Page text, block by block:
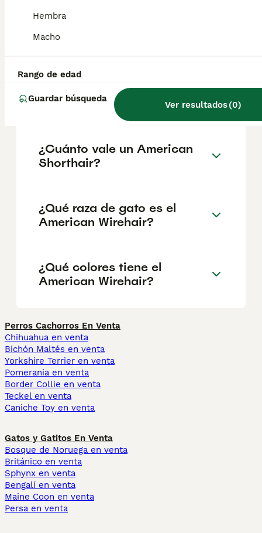
Hembra
Macho
Rango de edad
Guardar búsqueda
Ver resultados(0)
raza es juguetona, pero también tranquila, y
Aunque disfrutan de estar en el regazo, los
¿Cuántos años vive un gato
americano?
¿Cuánto vale un American
Shorthair?
¿Qué raza de gato es el
American Wirehair?
¿Qué colores tiene el
American Wirehair?
Perros Cachorros En Venta
Chihuahua en venta
Bichón Maltés en venta
Yorkshire Terrier en venta
Pomerania en venta
Border Collie en venta
Teckel en venta
Caniche Toy en venta
Gatos y Gatitos En Venta
Bosque de Noruega en venta
Británico en venta
Sphynx en venta
Bengalí en venta
Maine Coon en venta
Persa en venta